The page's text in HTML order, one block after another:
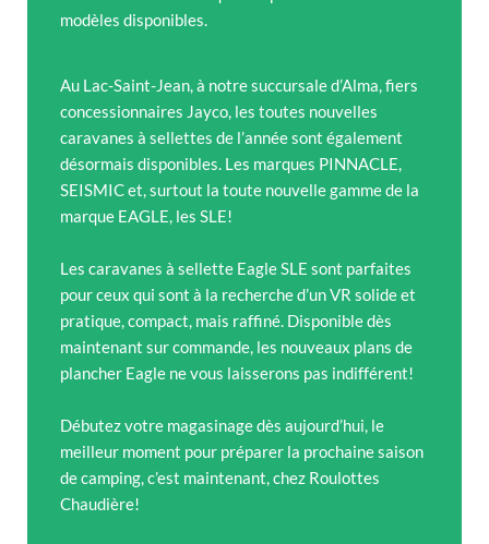
modèles disponibles.
Au Lac-Saint-Jean, à notre succursale d’Alma, fiers
concessionnaires Jayco, les toutes nouvelles
caravanes à sellettes de l’année sont également
désormais disponibles. Les marques PINNACLE,
SEISMIC et, surtout la toute nouvelle gamme de la
marque EAGLE, les SLE!
Les caravanes à sellette Eagle SLE sont parfaites
pour ceux qui sont à la recherche d’un VR solide et
pratique, compact, mais raffiné. Disponible dès
maintenant sur commande, les nouveaux plans de
plancher Eagle ne vous laisserons pas indifférent!
Débutez votre magasinage dès aujourd’hui, le
meilleur moment pour préparer la prochaine saison
de camping, c’est maintenant, chez Roulottes
Chaudière!